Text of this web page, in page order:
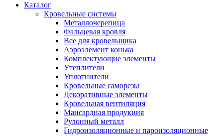
Каталог
Кровельные системы
Металлочерепица
Фальцевая кровля
Все для кровельщика
Аэроэлемент конька
Комплектующие элементы
Утеплители
Уплотнители
Кровельные саморезы
Декоративные элементы
Кровельная вентиляция
Мансардная продукция
Рулонный металл
Гидроизоляционные и пароизоляционные